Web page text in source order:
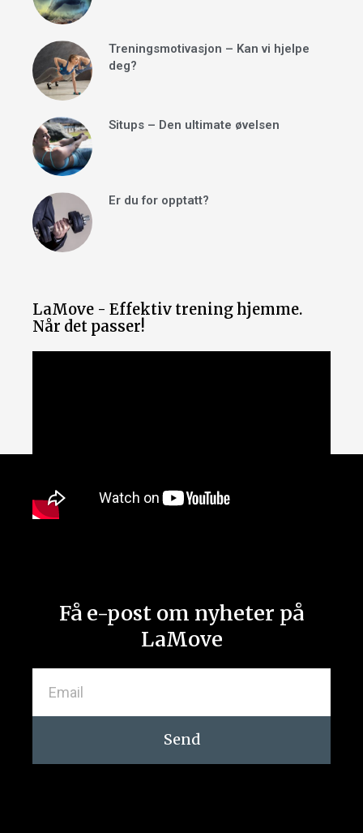
Treningsmotivasjon – Kan vi hjelpe
deg?
Situps – Den ultimate øvelsen
Er du for opptatt?
LaMove - Effektiv trening hjemme.
Når det passer!
Få e-post om nyheter på
LaMove
Send